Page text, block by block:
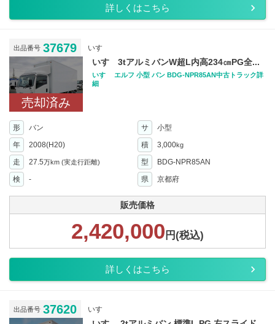
詳しくはこちら
出品番号 37679 いすゞ
売却済み
いすゞ3tアルミバンW超L内高234㎝PG全...
いすゞ エルフ 小型 バン BDG-NPR85AN中古トラック詳
細
形 バン サ
小型
年
2008(H20) 積 3,000kg
走 27.5万km (実走行距離) 型
BDG-NPR85AN
検
- 県 京都府
販売価格
2,420,000 円(税込)
詳しくはこちら
出品番号 37620 いすゞ